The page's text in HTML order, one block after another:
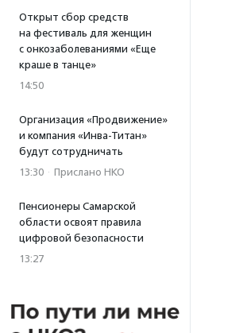
Открыт сбор средств
на фестиваль для женщин
с онкозаболеваниями «Еще
краше в танце»
14:50
Организация «Продвижение»
и компания «Инва-Титан»
будут сотрудничать
13:30 · Прислано НКО
Пенсионеры Самарской
области освоят правила
цифровой безопасности
13:27